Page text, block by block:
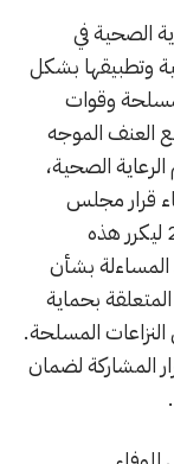
الصحية في
وتطبيقها بشكل
وقوات
العنف الموجه
الصحية،
قرار مجلس
الأمن للأمم المتحدة رقم 2286 لعام 2016 ليكرر هذه
بشأن
بحماية
المسلحة.
المشاركة لضمان